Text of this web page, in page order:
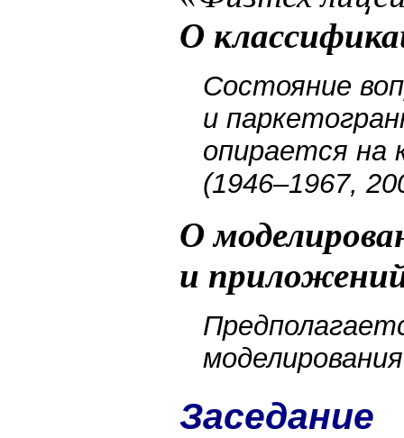
О
Состояние
и
опирается на
(1946–1967,
О
и
Заседание